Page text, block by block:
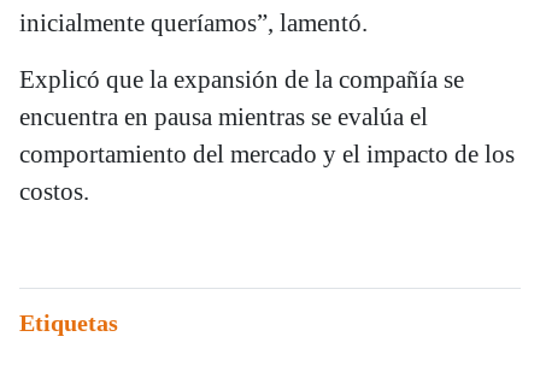
inicialmente queríamos”, lamentó.
Explicó que la expansión de la compañía se
encuentra en pausa mientras se evalúa el
comportamiento del mercado y el impacto de los
costos.
Etiquetas